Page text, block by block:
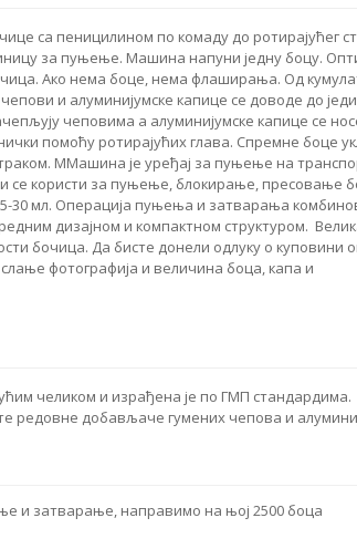
са пеницилином по комаду до ротирајућег
за пуњење. Машина напуни једну боцу.
Ако нема боце, нема флаширања. Од
и алуминијумске капице се доводе до
чеповима а алуминијумске капице се
помоћу ротирајућих глава. Спремне боце
ММашина је уређај за пуњење на
се користи за пуњење, блокирање, пресовање
30 мл. Операција пуњења и затварања
дизајном и компактном структуром.
бочица. Да бисте донели одлуку о куповини
фотографија и величина боца, капа и
челиком и израђена је по ГМП стандардима.
редовне добављаче гумених чепова и
и затварање, направимо на њој 2500 боца